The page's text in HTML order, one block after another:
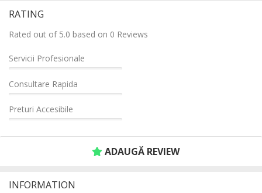
RATING
Rated out of 5.0 based on 0 Reviews
Servicii Profesionale
Consultare Rapida
Preturi Accesibile
ADAUGĂ REVIEW
INFORMATION